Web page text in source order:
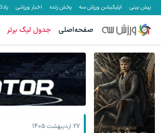
پیش بینی اپلیکیشن ورزش سه پخش زنده اخبار ورزشی
صفحه‌اصلی جدول لیگ برتر
27 اردیبهشت 1405